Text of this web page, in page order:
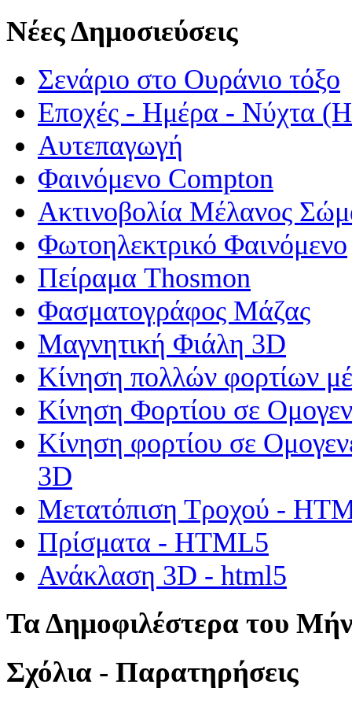
Νέες Δημοσιεύσεις
Σενάριο στο Ουράνιο τόξο
Εποχές - Ημέρα - Νύχτα
Αυτεπαγωγή
Φαινόμενο Compton
Ακτινοβολία Μέλανος
Φωτοηλεκτρικό Φαινόμενο
Πείραμα Thosmon
Φασματογράφος Μάζας
Μαγνητική Φιάλη 3D
Κίνηση πολλών φορτίων
Κίνηση Φορτίου σε
Κίνηση φορτίου σε
3D
Μετατόπιση Τροχού -
Πρίσματα - HTML5
Ανάκλαση 3D - html5
Τα Δημοφιλέστερα του
Σχόλια - Παρατηρήσεις